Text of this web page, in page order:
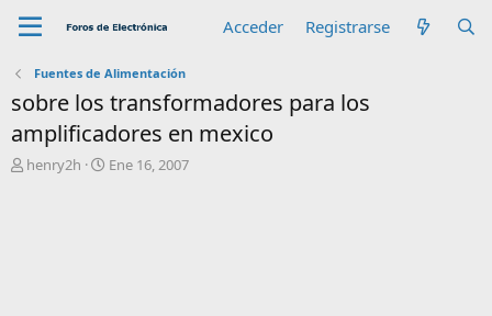
Acceder Registrarse
Fuentes de Alimentación
sobre los transformadores para los
amplificadores en mexico
A
henry2h
F
Ene 16, 2007